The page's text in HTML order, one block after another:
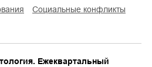
социальные конфликты
Ежеквартальный